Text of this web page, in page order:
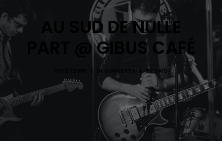
AU SUD DE NULLE
PART @ GIBUS CAFÉ
IN BY SAÏD